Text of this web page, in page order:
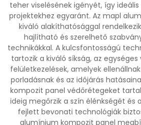
teher viselésének igényét, így
projektekhez egyaránt. Az mapl
kiváló alakíthatósággal
hajlítható és szerelhető
technikákkal. A kulcsfontosságú
tartozik a kiváló síkság, az
felületkezelések, amelyek
porladásnak és az időjárás
kompozit panel védőrétegeket
ideig megőrzik a szín élénkségét és
fejlett bevonati technológiák
alumínium kompozit panel